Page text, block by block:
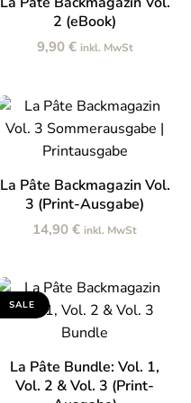
2 (eBook)
9,90 € inkl. MwSt
IN DEN WARENKORB
La Pâte Backmagazin Vol.
3 (Print-Ausgabe)
14,90€ inkl. MwSt
SALE
IN DEN WARENKORB
La Pâte Bundle: Vol. 1,
Vol. 2 & Vol. 3 (Print-